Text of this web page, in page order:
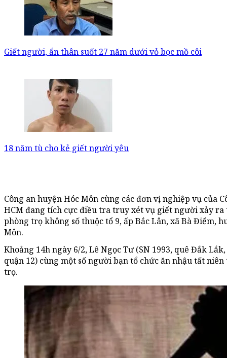
Giết người, ẩn thân suốt 27 năm dưới vỏ bọc mồ côi
18 năm tù cho kẻ giết người yêu
Công an huyện Hóc Môn cùng các đơn vị nghiệp vụ của
HCM đang tích cực điều tra truy xét vụ giết người xảy ra
phòng trọ không số thuộc tổ 9, ấp Bắc Lân, xã Bà Điểm,
Môn.
Khoảng 14h ngày 6/2, Lê Ngọc Tư (SN 1993, quê Đắk
quận 12) cùng một số người bạn tổ chức ăn nhậu tất
trọ.